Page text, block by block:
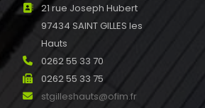
21 rue Joseph Hubert
97434 SAINT GILLES les
Hauts
0262 55 33 70
0262 55 33 75
stgilleshauts@ofim.fr